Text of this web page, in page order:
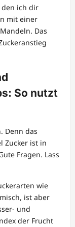
den ich dir
mit einer
Das
So nutzt
Denn das
Zucker ist in
Fragen. Lass
wie
ist aber
und
der Frucht